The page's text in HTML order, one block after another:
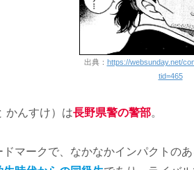
出典： https://websunday.net/
tid=465
かんすけ）は長野県警の警部。
マークで、なかなかインパクトの